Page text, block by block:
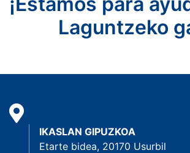
Laguntzeko
IKASLAN GIPUZKOA
Etarte bidea, 20170 Usurbil